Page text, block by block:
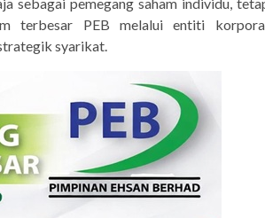
terbesar PEB melalui entiti
syarikat.